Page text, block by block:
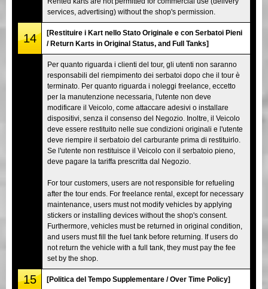
services, advertising) without the shop's permission.
14
[Restituire i Kart nello Stato Originale e con Serbatoi Pieni
/ Return Karts in Original Status, and Full Tanks]
Per quanto riguarda i clienti del tour, gli utenti non saranno
responsabili del riempimento dei serbatoi dopo che il tour è
terminato. Per quanto riguarda i noleggi freelance, eccetto
per la manutenzione necessaria, l'utente non deve
modificare il Veicolo, come attaccare adesivi o installare
dispositivi, senza il consenso del Negozio. Inoltre, il Veicolo
deve essere restituito nelle sue condizioni originali e l'utente
deve riempire il serbatoio del carburante prima di restituirlo.
Se l'utente non restituisce il Veicolo con il serbatoio pieno,
deve pagare la tariffa prescritta dal Negozio.
For tour customers, users are not responsible for refueling
after the tour ends. For freelance rental, except for necessary
maintenance, users must not modify vehicles by applying
stickers or installing devices without the shop's consent.
Furthermore, vehicles must be returned in original condition,
and users must fill the fuel tank before returning. If users do
not return the vehicle with a full tank, they must pay the fee
set by the shop.
15 [Politica del Tempo Supplementare / Over Time Policy]